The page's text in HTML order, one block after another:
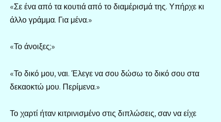
«Σε ένα από τα κουτιά από το διαμέρισμά της. Υπήρχε κι
άλλο γράμμα. Για μένα.»
«Το άνοιξες;»
«Το δικό μου, ναι. Έλεγε να σου δώσω το δικό σου στα
δεκαοκτώ μου. Περίμενα.»
Το χαρτί ήταν κιτρινισμένο στις διπλώσεις, σαν να είχε